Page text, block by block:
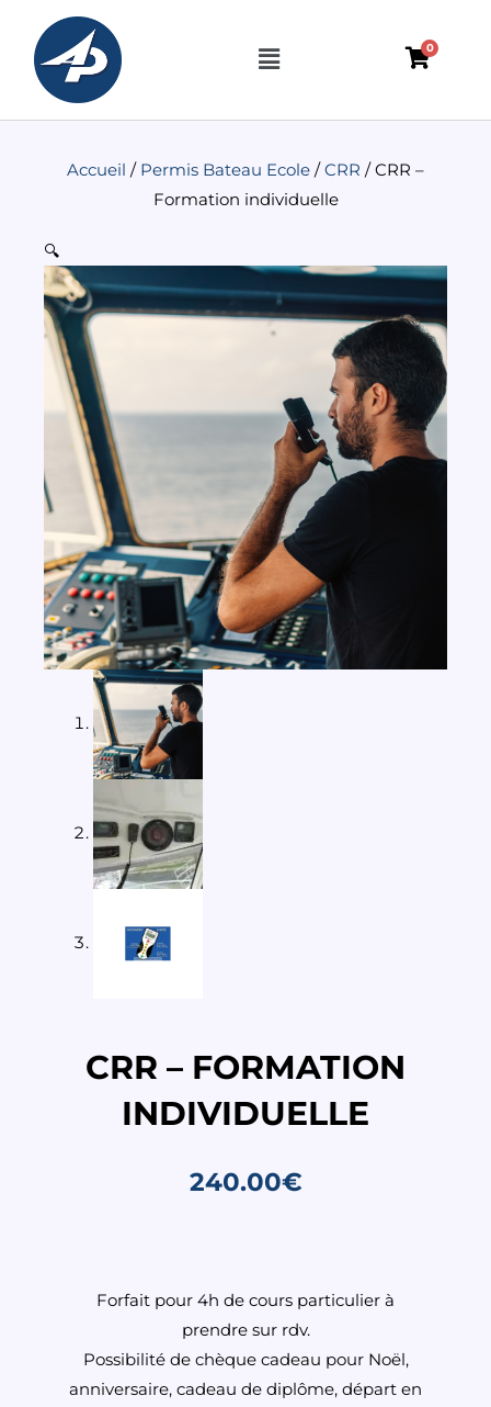
contenu
Menu 0
Accueil / Permis Bateau Ecole /CRR / CRR –
Formation individuelle
🔍
CRR – FORMATION
INDIVIDUELLE
240.00€
Forfait pour 4h de cours particulier à
prendre sur rdv.
Possibilité de chèque cadeau pour Noël,
anniversaire, cadeau de diplôme, départ en